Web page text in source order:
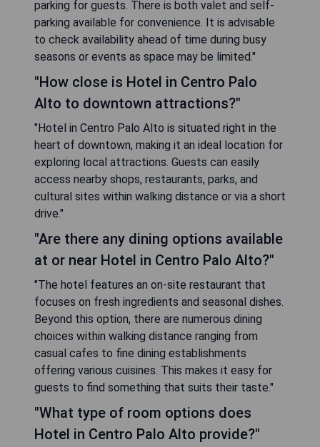
parking for guests. There is both valet and self-
parking available for convenience. It is advisable
to check availability ahead of time during busy
seasons or events as space may be limited."
"How close is Hotel in Centro Palo
Alto to downtown attractions?"
"Hotel in Centro Palo Alto is situated right in the
heart of downtown, making it an ideal location for
exploring local attractions. Guests can easily
access nearby shops, restaurants, parks, and
cultural sites within walking distance or via a short
drive."
"Are there any dining options available
at or near Hotel in Centro Palo Alto?"
"The hotel features an on-site restaurant that
focuses on fresh ingredients and seasonal dishes.
Beyond this option, there are numerous dining
choices within walking distance ranging from
casual cafes to fine dining establishments
offering various cuisines. This makes it easy for
guests to find something that suits their taste."
"What type of room options does
Hotel in Centro Palo Alto provide?"